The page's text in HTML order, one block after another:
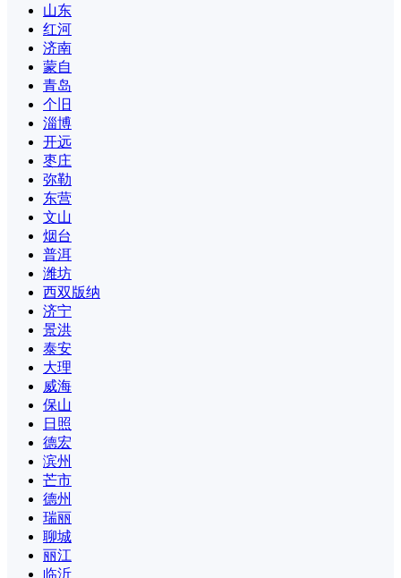
山东
红河
济南
蒙自
青岛
个旧
淄博
开远
枣庄
弥勒
东营
文山
烟台
普洱
潍坊
西双版纳
济宁
景洪
泰安
大理
威海
保山
日照
德宏
滨州
芒市
德州
瑞丽
聊城
丽江
临沂